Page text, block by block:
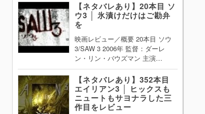
【ネタバレあり】20本目 ソ
ウ3 │ 氷漬けだけはご勘弁
を
映画レビュー／概要 20本目 ソウ
3/SAW 3 2006年 監督：ダーレ
ン・リン・バウズマン 主演…
【ネタバレあり】352本目
エイリアン3 │ ヒックスも
ニュートもサヨナラした三
作目をレビュー